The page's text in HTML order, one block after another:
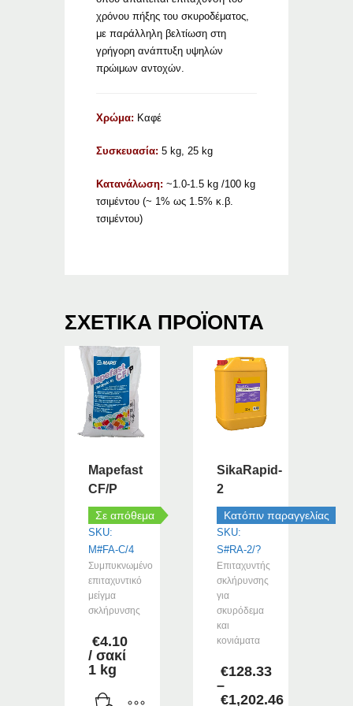
χρόνου πήξης του σκυροδέματος,
με παράλληλη βελτίωση στη
γρήγορη ανάπτυξη υψηλών
πρώιμων αντοχών.
Χρώμα: Καφέ
Συσκευασία: 5 kg, 25 kg
Κατανάλωση: ~1.0-1.5 kg /100 kg
τσιμέντου (~ 1% ως 1.5% κ.β.
τσιμέντου)
ΣΧΕΤΙΚΆ ΠΡΟΪΌΝΤΑ
Mapefast
CF/P
Σε απόθεμα
SKU:
M#FA-C/4
Συμπυκνωμένο
επιταχυντικό
μείγμα
σκλήρυνσης
€4.10
/ σακί
1 kg
SikaRapid-
2
Κατόπιν παραγγελίας
SKU:
S#RA-2/?
Επιταχυντής
σκλήρυνσης
για
σκυρόδεμα
και
κονιάματα
€128.33
–
€1,202.46